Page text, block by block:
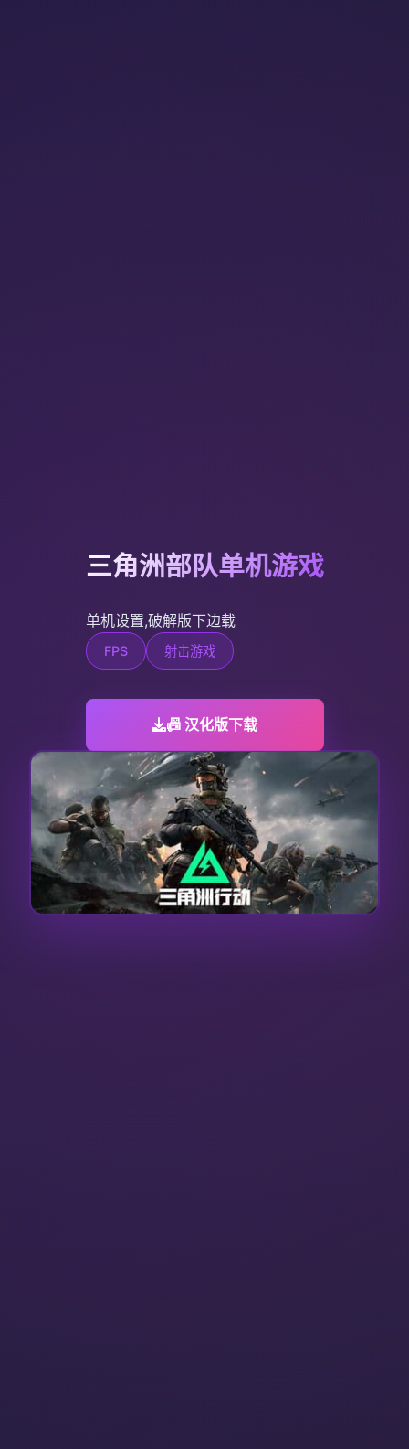
三角洲部队单机游戏
单机设置,破解版下边载
FPS 射击游戏
📠 汉化版下载